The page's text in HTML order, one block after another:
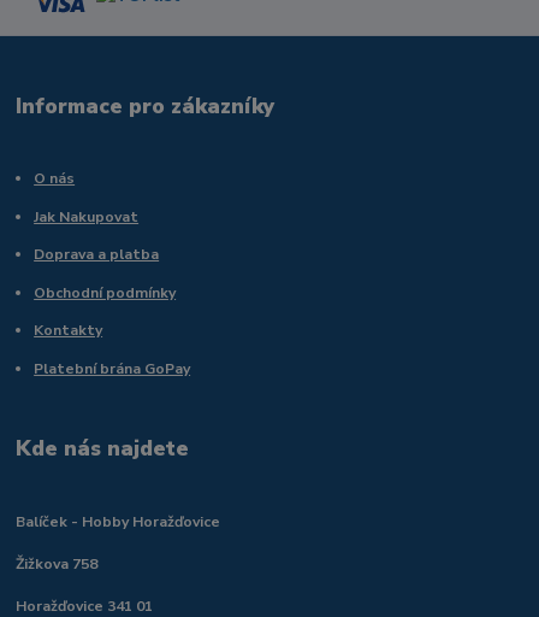
Informace pro zákazníky
O nás
Jak Nakupovat
Doprava a platba
Obchodní podmínky
Kontakty
Platební brána GoPay
Kde nás najdete
Balíček - Hobby Horažďovice
Žižkova 758
Horažďovice 341 01